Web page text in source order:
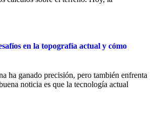
en la topografía actual y cómo
ha ganado precisión, pero también enfrenta
noticia es que la tecnología actual